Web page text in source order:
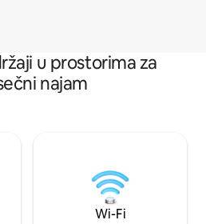
u prostorima za
najam
Wi-Fi